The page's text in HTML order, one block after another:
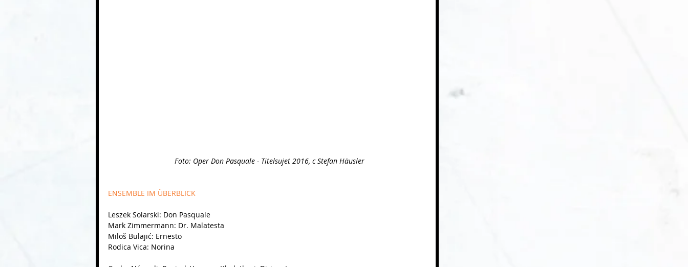
Foto: Oper Don Pasquale - Titelsujet 2016, c Stefan Häusler
ENSEMBLE IM ÜBERBLICK
Leszek Solarski: Don Pasquale
Mark Zimmermann: Dr. Malatesta
Miloš Bulajić: Ernesto
Rodica Vica: Norina